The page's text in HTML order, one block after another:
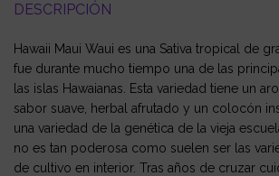
DESCRIPCIÓN
Hawaii Maui Waui es una Sativa tropical de
fue durante mucho tiempo una de las
las islas Hawaianas. Esta variedad tiene un
sabor suave, herbal afrutado y un colocón
una variedad de la genética de la vieja
no es tan poderosa como suelen ser las
de cultivo en interior. Tras años de cruzar